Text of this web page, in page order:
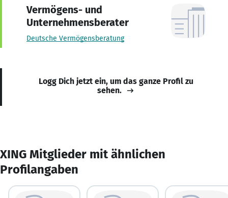
Vermögens- und
Unternehmensberater
Deutsche Vermögensberatung
Logg Dich jetzt ein, um das ganze Profil zu
sehen.
XING Mitglieder mit ähnlichen
Profilangaben